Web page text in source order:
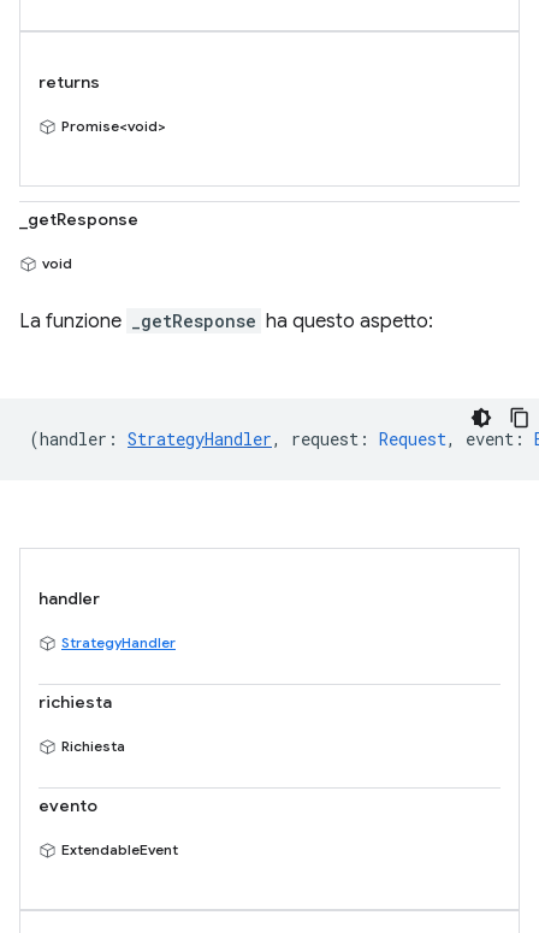
returns
Promise<void>
_getResponse
void
La funzione _getResponse ha questo aspetto:
(handler : StrategyHandler, request : Request, event :
handler
StrategyHandler
richiesta
Richiesta
evento
ExtendableEvent